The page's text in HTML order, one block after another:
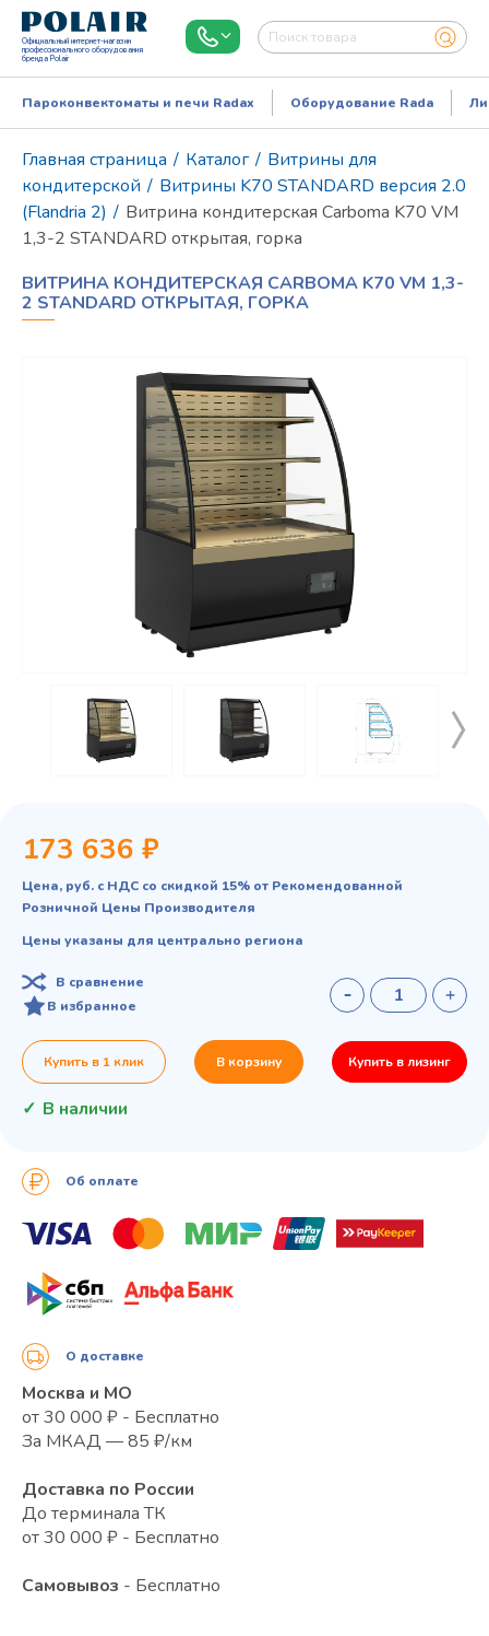
Официальный интернет-магазин
профессионального оборудования
бренда Polair
Режим работы:Пн..Пт: 9.00-18.00
Пароконвектоматы и печи Radax Оборудование Rada
Главная страница / Каталог / Витрины для
кондитерской / Витрины K70 STANDARD версия 2.0
(Flandria 2) / Витрина кондитерская Carboma K70 VM
1,3-2 STANDARD открытая, горка
ВИТРИНА КОНДИТЕРСКАЯ CARBOMA K70 VM 1,3-
2 STANDARD ОТКРЫТАЯ, ГОРКА
173 636 ₽
Цена, руб. с НДС со скидкой 15% от Рекомендованной
Розничной Цены Производителя
Цены указаны для центрально региона
В сравнение
В избранное
Купить в 1 клик В корзину Купить в лизинг
В наличии
Об оплате
О доставке
Москва и МО
от 30 000 ₽ - Бесплатно
За МКАД — 85 ₽/км
Доставка по России
До терминала ТК
от 30 000 ₽ - Бесплатно
Самовывоз - Бесплатно